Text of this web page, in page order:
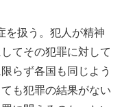
を扱う。犯人が精神
てその犯罪に対して
らず各国も同じよう
も犯罪の結果がない